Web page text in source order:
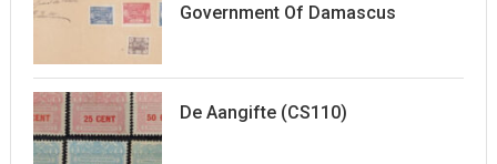
Government Of Damascus
De Aangifte (CS110)